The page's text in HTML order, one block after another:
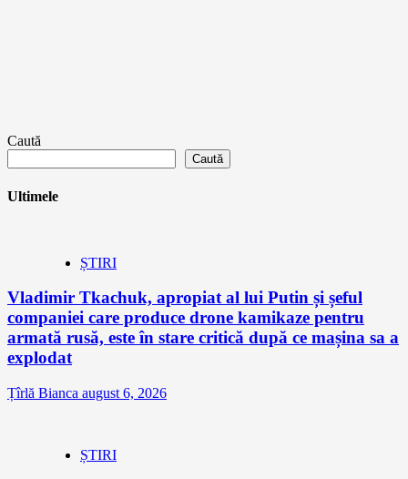
Caută
Caută
Ultimele
ȘTIRI
Vladimir Tkachuk, apropiat al lui Putin și șeful
companiei care produce drone kamikaze pentru
armată rusă, este în stare critică după ce mașina sa a
explodat
Țîrlă Bianca august 6, 2026
ȘTIRI